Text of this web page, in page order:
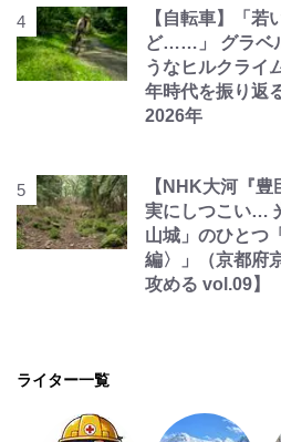
【自転車】「若
ど……」 グラベ
うなヒルクライ
年時代を振り返
2026年
【NHK大河『豊
実にしつこい…
山城」のひとつ
編〉」（京都府
攻める vol.09】
ライター一覧